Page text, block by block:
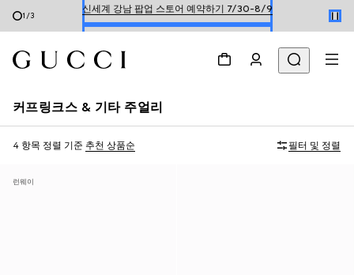
1 /3 한정 기간 만나보는 장기 무이자 할부 서비스
커프링크스 & 기타 주얼리
4 항목 정렬 기준 추천 상품순 필터 및 정렬
런웨이